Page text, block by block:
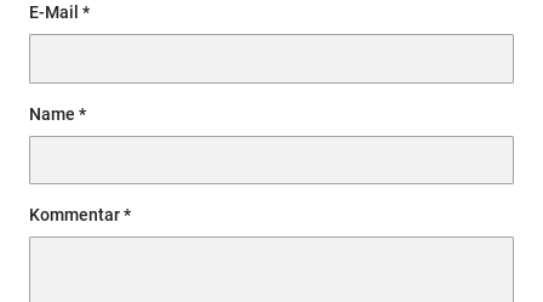
E-Mail
Name
Kommentar